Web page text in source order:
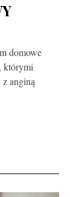
domowe
którymi
anginą